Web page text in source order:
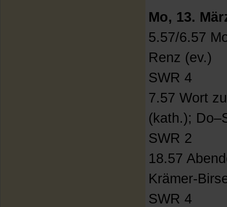
Mo, 13.
5.57/6.57
Renz (ev.)
SWR 4
7.57 Wort
(kath.);
SWR 2
18.57
Krämer-
SWR 4